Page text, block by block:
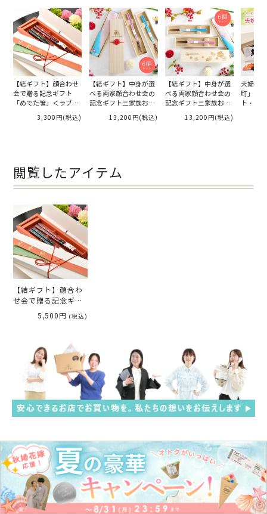
【結ギフト】顔合わせ
会で贈る記念ギフト
「めでた箸」＜ラブ・
3,300円(税込)
【結ギフト】中身が選
べる両家顔合わせ会の
記念ギフト三家族お揃
い「名入れ桐箱／シロ
ムク」6個入り
13,200円(税込)
【結ギフト】中身が選
べる両家顔合わせ会の
記念ギフト三家族お揃
い「名入れ桐箱／和ち
ゅらる華」6個入り
13,200円(税込)
夫婦箸
町」結
ト・お
閲覧したアイテム
【結ギフト】顔合わ
せ会で贈る記念ギフ
ト「めでた箸」＜な
でしこ＞
5,500円 (税込)